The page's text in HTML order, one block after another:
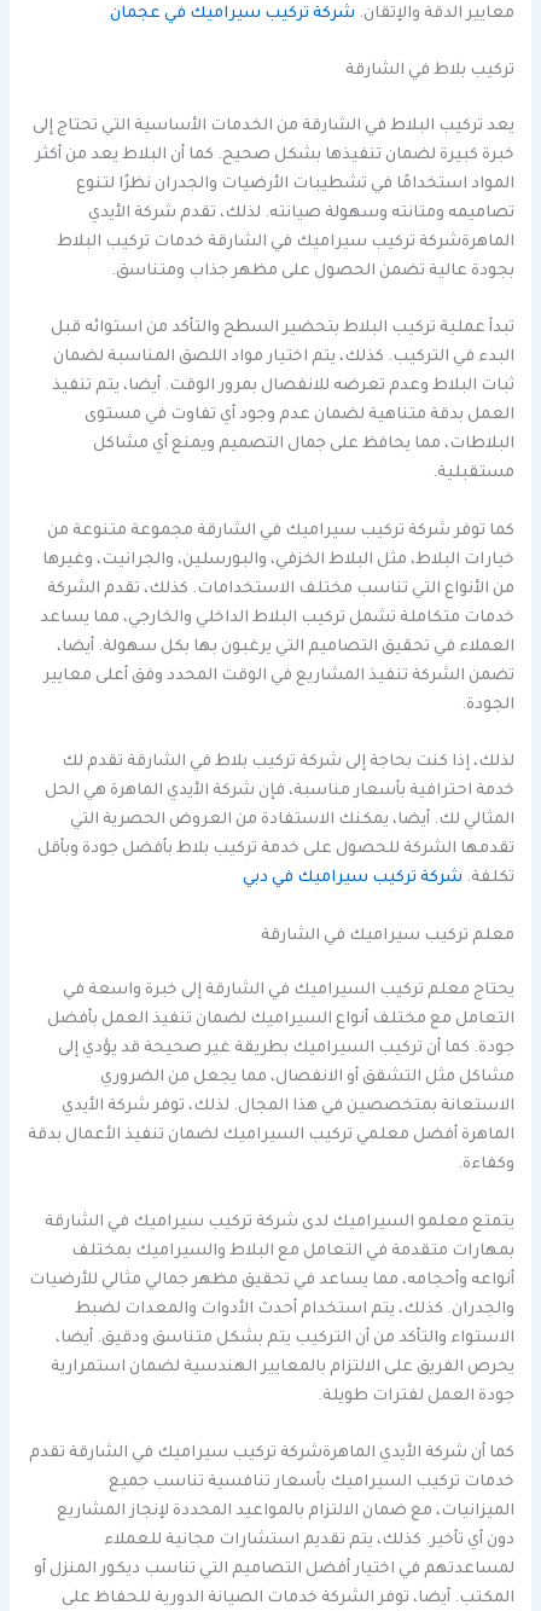
معايير الدقة والإتقان. شركة تركيب سيراميك في عجمان
تركيب بلاط في الشارقة
يعد تركيب البلاط في الشارقة من الخدمات الأساسية التي تحتاج إلى
خبرة كبيرة لضمان تنفيذها بشكل صحيح. كما أن البلاط يعد من أكثر
المواد استخدامًا في تشطيبات الأرضيات والجدران نظرًا لتنوع
تصاميمه ومتانته وسهولة صيانته. لذلك، تقدم شركة الأيدي
الماهرةشركة تركيب سيراميك في الشارقة خدمات تركيب البلاط
بجودة عالية تضمن الحصول على مظهر جذاب ومتناسق.
تبدأ عملية تركيب البلاط بتحضير السطح والتأكد من استوائه قبل
البدء في التركيب. كذلك، يتم اختيار مواد اللصق المناسبة لضمان
ثبات البلاط وعدم تعرضه للانفصال بمرور الوقت. أيضا، يتم تنفيذ
العمل بدقة متناهية لضمان عدم وجود أي تفاوت في مستوى
البلاطات، مما يحافظ على جمال التصميم ويمنع أي مشاكل
مستقبلية.
كما توفر شركة تركيب سيراميك في الشارقة مجموعة متنوعة من
خيارات البلاط، مثل البلاط الخزفي، والبورسلين، والجرانيت، وغيرها
من الأنواع التي تناسب مختلف الاستخدامات. كذلك، تقدم الشركة
خدمات متكاملة تشمل تركيب البلاط الداخلي والخارجي، مما يساعد
العملاء في تحقيق التصاميم التي يرغبون بها بكل سهولة. أيضا،
تضمن الشركة تنفيذ المشاريع في الوقت المحدد وفق أعلى معايير
الجودة.
لذلك، إذا كنت بحاجة إلى شركة تركيب بلاط في الشارقة تقدم لك
خدمة احترافية بأسعار مناسبة، فإن شركة الأيدي الماهرة هي الحل
المثالي لك. أيضا، يمكنك الاستفادة من العروض الحصرية التي
تقدمها الشركة للحصول على خدمة تركيب بلاط بأفضل جودة وبأقل
تكلفة. شركة تركيب سيراميك في دبي
معلم تركيب سيراميك في الشارقة
يحتاج معلم تركيب السيراميك في الشارقة إلى خبرة واسعة في
التعامل مع مختلف أنواع السيراميك لضمان تنفيذ العمل بأفضل
جودة. كما أن تركيب السيراميك بطريقة غير صحيحة قد يؤدي إلى
مشاكل مثل التشقق أو الانفصال، مما يجعل من الضروري
الاستعانة بمتخصصين في هذا المجال. لذلك، توفر شركة الأيدي
الماهرة أفضل معلمي تركيب السيراميك لضمان تنفيذ الأعمال بدقة
وكفاءة.
يتمتع معلمو السيراميك لدى شركة تركيب سيراميك في الشارقة
بمهارات متقدمة في التعامل مع البلاط والسيراميك بمختلف
أنواعه وأحجامه، مما يساعد في تحقيق مظهر جمالي مثالي للأرضيات
والجدران. كذلك، يتم استخدام أحدث الأدوات والمعدات لضبط
الاستواء والتأكد من أن التركيب يتم بشكل متناسق ودقيق. أيضا،
يحرص الفريق على الالتزام بالمعايير الهندسية لضمان استمرارية
جودة العمل لفترات طويلة.
كما أن شركة الأيدي الماهرةشركة تركيب سيراميك في الشارقة تقدم
خدمات تركيب السيراميك بأسعار تنافسية تناسب جميع
الميزانيات، مع ضمان الالتزام بالمواعيد المحددة لإنجاز المشاريع
دون أي تأخير. كذلك، يتم تقديم استشارات مجانية للعملاء
لمساعدتهم في اختيار أفضل التصاميم التي تناسب ديكور المنزل أو
المكتب. أيضا، توفر الشركة خدمات الصيانة الدورية للحفاظ على